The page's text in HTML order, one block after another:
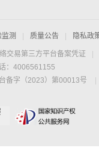
监测 质量公告 隐私政
交易第三方平台备案凭证
：4006561155
备字（2023）第00013号